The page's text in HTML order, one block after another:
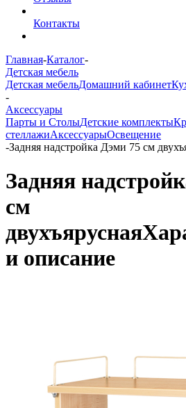
Контакты
Главная-Каталог-
Детская мебель
Детская мебельДомашний кабинет
-
Аксессуары
Парты и СтолыДетские комплекты
стеллажиАксессуарыОсвещение
-Задняя надстройка Дэми 75 см
Задняя
см
двухъярусная
и описание